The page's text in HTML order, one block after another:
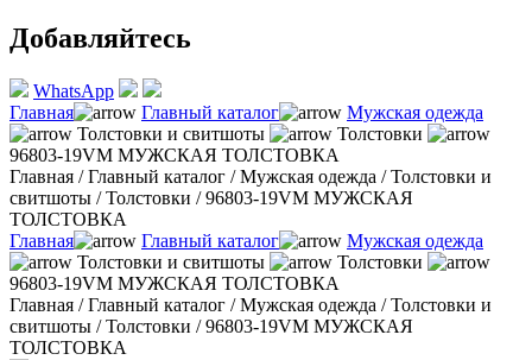
Добавляйтесь
WhatsApp
Главная
Главный каталог
Мужская одежда
Толстовки и свитшоты
Толстовки
96803-19VM МУЖСКАЯ ТОЛСТОВКА
Главная /Главный каталог /Мужская одежда /Толстовки и
свитшоты /Толстовки /96803-19VM МУЖСКАЯ
ТОЛСТОВКА
Главная
Главный каталог
Мужская одежда
Толстовки и свитшоты
Толстовки
96803-19VM МУЖСКАЯ ТОЛСТОВКА
Главная /Главный каталог /Мужская одежда /Толстовки и
свитшоты /Толстовки /96803-19VM МУЖСКАЯ
ТОЛСТОВКА